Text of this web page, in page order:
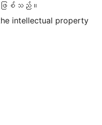
ဖြစ်သည်။
intellectual property